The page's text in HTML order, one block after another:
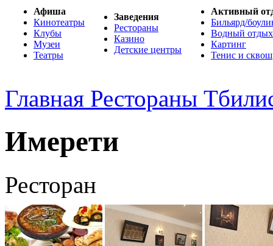
Афиша
Кинотеатры
Клубы
Музеи
Театры
Заведения
Рестораны
Казино
Детские центры
Активный
Бильярд/
Водный отдых
Картинг
Тенис и сквош
Главная Рестораны
Имерети
Ресторан